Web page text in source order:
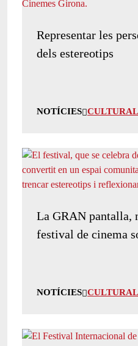
Representar les
dels estereotips
NOTÍCIES CULTURAL
La GRAN pantalla,
festival de cinema
NOTÍCIES CULTURAL